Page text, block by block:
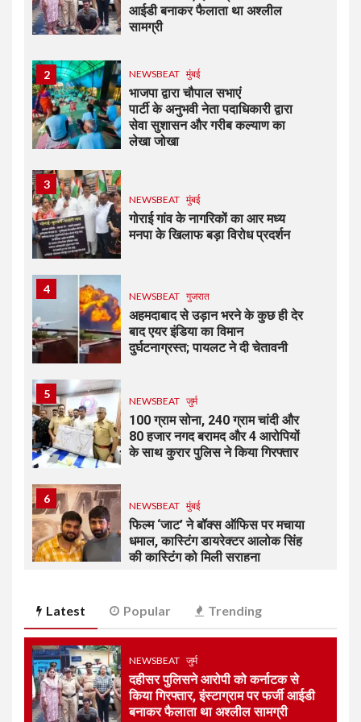
आईडी बनाकर फैलाता था अश्लील
सामग्री
2 NEWSBEAT मुंबई
भाजपा द्वारा चौपाल सभाएं
पार्टी के अनुभवी नेता पदाधिकारी द्वारा
सेवा सुशासन और गरीब कल्याण का
लेखा जोखा
3
NEWSBEAT मुंबई
गोराई गांव के नागरिकों का आर मध्य
मनपा के खिलाफ बड़ा विरोध प्रदर्शन
4
NEWSBEAT गुजरात
अहमदाबाद से उड़ान भरने के कुछ ही देर
बाद एयर इंडिया का विमान
दुर्घटनाग्रस्त; पायलट ने दी चेतावनी
5
NEWSBEAT जुर्म
100 ग्राम सोना, 240 ग्राम चांदी और
80 हजार नगद बरामद और 4 आरोपियों
के साथ कुरार पुलिस ने किया गिरफ्तार
6
NEWSBEAT मुंबई
फिल्म ‘जाट’ ने बॉक्स ऑफिस पर मचाया
धमाल, कास्टिंग डायरेक्टर आलोक सिंह
की कास्टिंग को मिली सराहना
NEWSBEAT जुर्म
मीरा-भाईंदर क्राइम ब्रांच ने दो
43 जिंदा कारतूस बरामद की
1 NEWSBEAT जुर्म
Latest Popular Trending
NEWSBEAT जुर्म
दहीसर पुलिसने आरोपी को कर्नाटक से
किया गिरफ्तार, इंस्टाग्राम पर फर्जी आईडी
बनाकर फैलाता था अश्लील सामग्री